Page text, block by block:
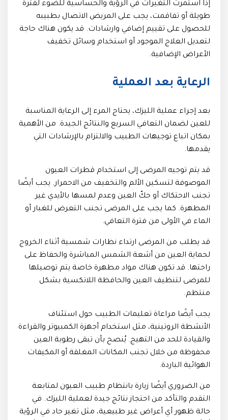
إذا استمرت التغيرات في الرؤية والحساسية للضوء لفترة
طويلة أو تفاقمت، يجب على المريض الاتصال بطبيبه
للحصول على تقييم إضافي وارشادات. قد يكون هناك حاجة
لتعديل العلاج الموجود أو استخدام وسائل تخفيف
الأعراض الإضافية.
الرعاية بعد العملية
بعد إجراء عملية الليزك، يحتاج المرء إلى الرعاية المناسبة
للعين لضمان التعافي السريع والنتائج الجيدة. من الأهمية
بمكان اتباع توجيهات الطبيب والالتزام بالإرشادات التي
يقدمها.
قد يتم توجيه المرضى إلى استخدام قطرات العيون
الموصوفة لتسكين الألم والتخفيف من الاحمرار. يجب أيضًا
تجنب الاحتكاك أو حكّ العين وعدم لمسها بالأيدي غير
المطهرة. كما يجب على المرضى تجنب التعرض للغبار أو
الماء في الأولى من فترة التعافي.
قد يطلب من المرضى ارتداء نظارات شمسية أثناء الخروج
لحماية العين من أشعة الشمس المباشرة والحفاظ على
راحتها. قد تكون هناك مواد مطهرة خاصة يتم توصيلها
للمرضى لتنظيف العين والحافظة اللاتكسية بشكل
منتظم.
يجب أيضًا مراعاة تعليمات الطبيب حول استئناف
الأنشطة الروتينية، مثل استخدام أجهزة الكمبيوتر والقراءة
والقيادة للحد من التهيج. يُنصح بأن تبقى رطوبة العين
محفوظة من خلال تجنب المكانات المغلقة أو المكيفات
الهوائية الباردة.
من الضروري أيضًا زيارة بانتظام طبيب العيون لمتابعة
التقدم والتأكد من احتجاز نتائج جيدة لعملية الليزك. في
حالة ظهور أي أعراض غير طبيعية، مثل تغير حاد في الرؤية